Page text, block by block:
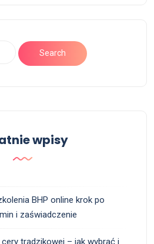
wpisy
BHP online krok po
i zaświadczenie
trądzikowej – jak wybrać i